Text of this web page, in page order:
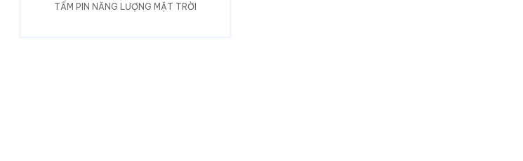
TẤM PIN NĂNG LƯỢNG MẶT TRỜI